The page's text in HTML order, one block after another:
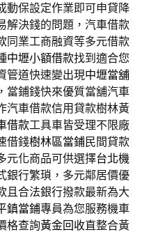
動保設定作業即可申貸降
解決錢的問題，汽車借款
同業工商融資等多元借款
中壢小額借款找到適合您
管道快速變出現中壢當舖
當鋪錢快來優質當舖汽車
汽車借款信用貸款樹林黃
借款工具車皆受理不限廠
借錢樹林區當鋪民間貸款
元化商品可供選擇台北機
銀行繁瑣，多元鄰居價優
且合法銀行撥款最新為大
鎮當鋪專員為您服務機車
格查詢黃金回收直整合黃